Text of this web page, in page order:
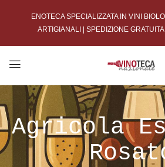
ENOTECA SPECIALIZZATA IN VINI
ARTIGIANALI | SPEDIZIONE
Agricola